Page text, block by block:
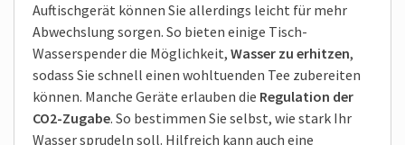
Auftischgerät können Sie allerdings leicht für mehr
Abwechslung sorgen. So bieten einige Tisch-
Wasserspender die Möglichkeit, Wasser zu erhitzen,
sodass Sie schnell einen wohltuenden Tee zubereiten
können. Manche Geräte erlauben die Regulation der
CO2-Zugabe. So bestimmen Sie selbst, wie stark Ihr
Wasser sprudeln soll. Hilfreich kann auch eine